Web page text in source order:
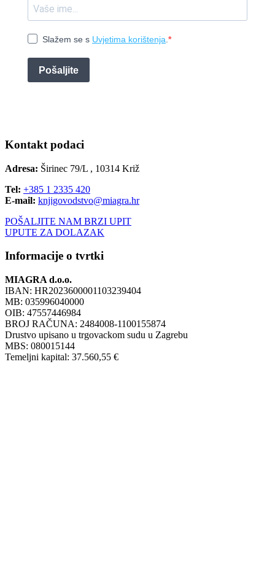
Slažem se s Uvjetima korištenja.
Pošaljite
Kontakt podaci
Adresa: Širinec 79/L , 10314 Križ
Tel: +385 1 2335 420
E-mail: knjigovodstvo@miagra.hr
POŠALJITE NAM BRZI UPIT
UPUTE ZA DOLAZAK
Informacije o tvrtki
MIAGRA d.o.o.
IBAN: HR2023600001103239404
MB: 035996040000
OIB: 47557446984
BROJ RAČUNA: 2484008-1100155874
Drustvo upisano u trgovackom sudu u Zagrebu
MBS: 080015144
Temeljni kapital: 37.560,55 €